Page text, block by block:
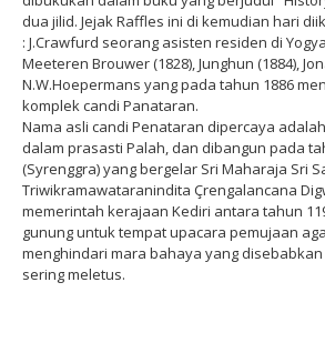
dua jilid. Jejak Raffles ini di kemudian hari
: J.Crawfurd seorang asisten residen di
Meeteren Brouwer (1828), Junghun (1884),
N.W.Hoepermans yang pada tahun 1886
komplek candi Panataran.
Nama asli candi Penataran dipercaya
dalam prasasti Palah, dan dibangun pada
(Syrenggra) yang bergelar Sri Maharaja Sri
Triwikramawataranindita Çrengalancana
memerintah kerajaan Kediri antara tahun
gunung untuk tempat upacara pemujaan
menghindari mara bahaya yang
sering meletus.